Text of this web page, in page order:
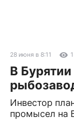
28 июня в 8:11
В Бурятии
Инвестор
промысел на